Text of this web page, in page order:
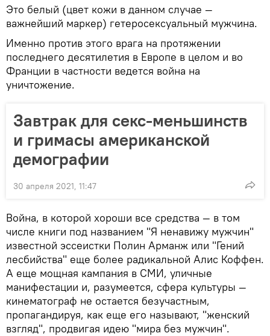
Это белый (цвет кожи в данном случае —
важнейший маркер) гетеросексуальный мужчина.
Именно против этого врага на протяжении
последнего десятилетия в Европе в целом и во
Франции в частности ведется война на
уничтожение.
Завтрак для секс-меньшинств
и гримасы американской
демографии
30 апреля 2021, 11:47
Война, в которой хороши все средства — в том
числе книги под названием "Я ненавижу мужчин"
известной эссеистки Полин Арманж или "Гений
лесбийства" еще более радикальной Алис Коффен.
А еще мощная кампания в СМИ, уличные
манифестации и, разумеется, сфера культуры —
кинематограф не остается безучастным,
пропагандируя, как еще его называют, "женский
взгляд", продвигая идею "мира без мужчин".